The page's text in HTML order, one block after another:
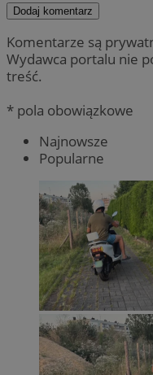
Dodaj komentarz
Komentarze są
Wydawca portalu nie
treść.
* pola obowiązkowe
Najnowsze
Popularne